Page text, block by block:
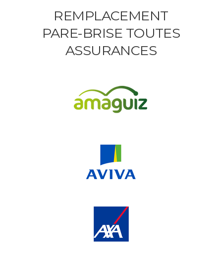
REMPLACEMENT
PARE-BRISE TOUTES
ASSURANCES